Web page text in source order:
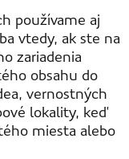
používame aj
vtedy, ak ste na
zariadenia
obsahu do
vernostných
lokality, keď
miesta alebo